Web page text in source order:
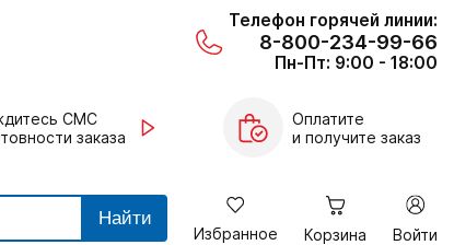
Телефон горячей линии:
8-800-234-99-66
Пн-Пт: 9:00 - 18:00
СМС
заказа
Оплатите
и получите заказ
Найти
Избранное Корзина Войти